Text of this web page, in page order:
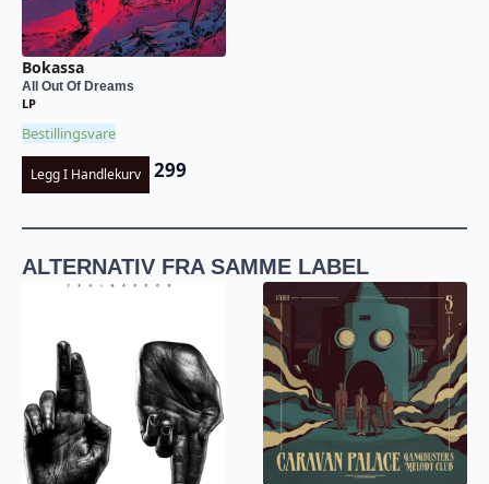
Bokassa
All Out Of Dreams
LP
Bestillingsvare
Legg I Handlekurv 299
ALTERNATIV FRA SAMME LABEL